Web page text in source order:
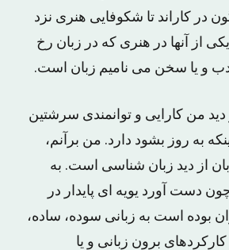
در کاراند تا شکوفایی هنری نزد
از آنها در هنری که در زبان رخ
و یا سخن می نامیم زبان است.
دید من کارایی و توانمندی سرشتین
به روز بشود دارد. من برآنم،
زبان از دید زبان شناسی است. به
دست آورد یویه ای پایدار در
بوده است به زبانی سوده، ساده،
کارکردهای برون زبانی و یا